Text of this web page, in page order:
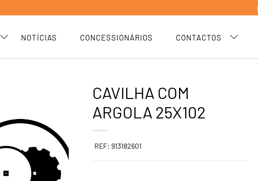
NOTÍCIAS CONCESSIONÁRIOS CONTACTOS
CAVILHA COM
ARGOLA 25X102
REF: 913182601